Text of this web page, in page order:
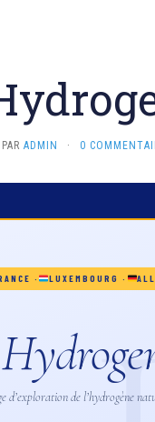
PAR ADMIN · 0
· LUXEMBOURG ·
d’exploration de l’hydrogène